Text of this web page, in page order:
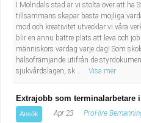
I Mölndals stad är vi stolta över att ha
tillsammans skapar bästa möjliga
mod och kreativitet utvecklar vi våra
blir en ännu bättre plats att leva och
människors vardag varje dag! Som
hälsofrämjande utifrån de
sjukvårdslagen, sk...
Visa mer
Extrajobb som terminalarbetare
Ansök Apr 23 ProHire